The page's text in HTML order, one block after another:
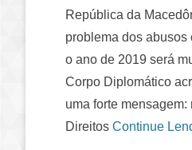
República da
problema dos
o ano de 2019 será
Corpo Diplomático
uma forte
Direitos Continue